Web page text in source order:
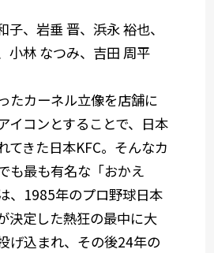
子、岩垂 晋、浜永 裕也、
小林 なつみ、吉田 周平
たカーネル立像を店舗に
イコンとすることで、日本
てきた日本KFC。そんなカ
も最も有名な「おかえ
、1985年のプロ野球日本
決定した熱狂の最中に大
げ込まれ、その後24年の